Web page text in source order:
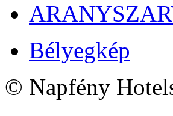
Bélyegkép
© Napfény